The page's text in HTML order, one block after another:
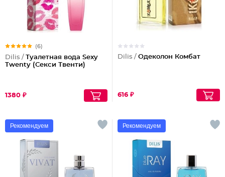
(6)
Dilis / Туалетная вода Sexy
Twenty (Секси Твенти)
1380 ₽
Dilis / Одеколон Комбат
616 ₽
Рекомендуем Рекомендуем